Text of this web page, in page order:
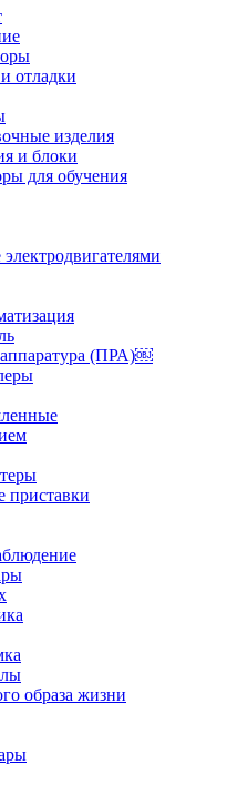
отладки
изделия
и блоки
для обучения
(ПРА)￼
образа жизни